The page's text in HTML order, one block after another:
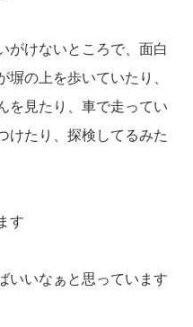
がけないところで、面白
の上を歩いていたり、
を見たり、車で走ってい
けたり、探検してるみた
す
いいなぁと思っています